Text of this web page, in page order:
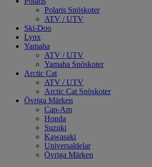
Polaris Snöskoter
ATV / UTV
Ski-Doo
Lynx
Yamaha
ATV / UTV
Yamaha Snöskoter
Arctic Cat
ATV / UTV
Arctic Cat Snöskoter
Övriga Märken
Can-Am
Honda
Suzuki
Kawasaki
Universaldelar
Övriga Märken